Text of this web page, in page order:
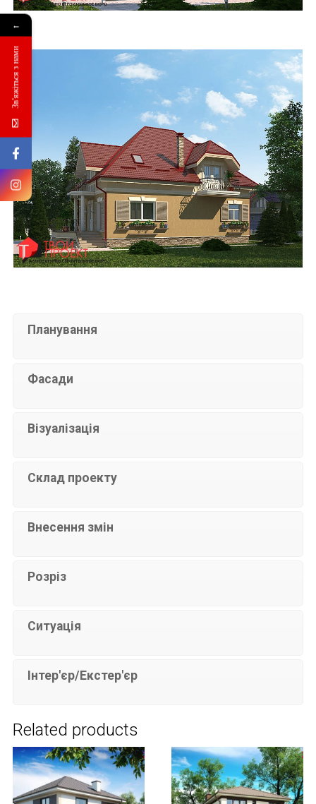
Планування
Фасади
Візуалізація
Склад проекту
Внесення змін
Розріз
Ситуація
Інтер'єр/Екстер'єр
Related products
←
Зв'яжіться з нами